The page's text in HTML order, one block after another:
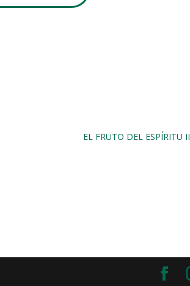
EL FRUTO DEL ESPÍRITU II